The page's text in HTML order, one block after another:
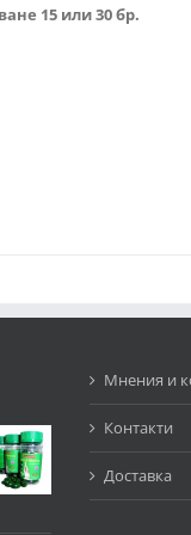
15 или 30 бр.
Мнения и
Контакти
Доставка